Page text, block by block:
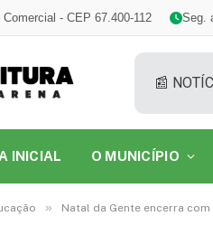
- CEP 67.400-112 Seg.
📰
INICIAL O MUNICÍPIO
» Natal da Gente encerra